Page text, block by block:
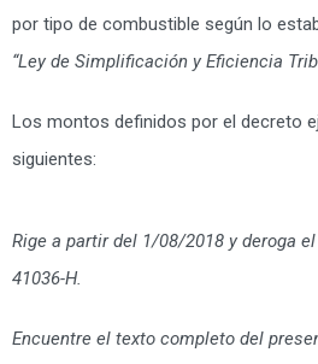
por tipo de combustible según lo
“Ley de Simplificación y Eficiencia
Los montos definidos por el decreto
siguientes:
Rige a partir del 1/08/2018 y deroga
41036-H.
Encuentre el texto completo del